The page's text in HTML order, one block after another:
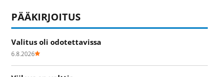
PÄÄKIRJOITUS
Valitus oli odotettavissa
6.8.2026